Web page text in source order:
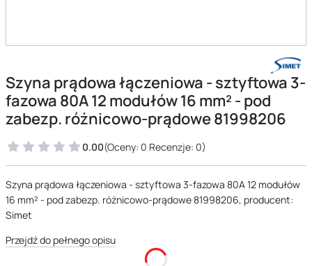
Szyna prądowa łączeniowa - sztyftowa 3-
fazowa 80A 12 modułów 16 mm² - pod
zabezp. różnicowo-prądowe 81998206
0.00(Oceny: 0 Recenzje: 0)
Szyna prądowa łączeniowa - sztyftowa 3-fazowa 80A 12 modułów
16 mm² - pod zabezp. różnicowo-prądowe 81998206, producent:
Simet
Przejdź do pełnego opisu